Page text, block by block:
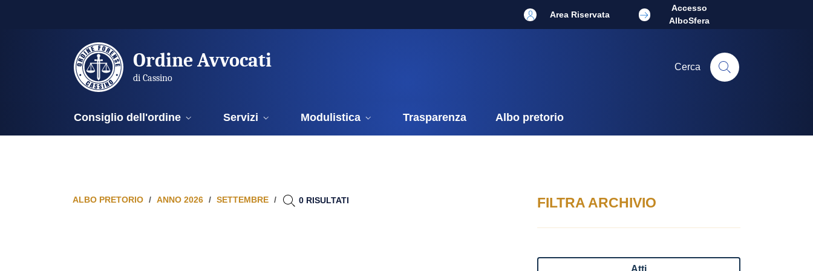
Area Riservata
Accesso
AlboSfera
Ordine Avvocati
di Cassino
Cerca
Consiglio dell'ordine Servizi Modulistica Trasparenza Albo pretorio
FILTRA ARCHIVIO
Atti
ALBO PRETORIO ANNO 2026 SETTEMBRE 0 RISULTATI